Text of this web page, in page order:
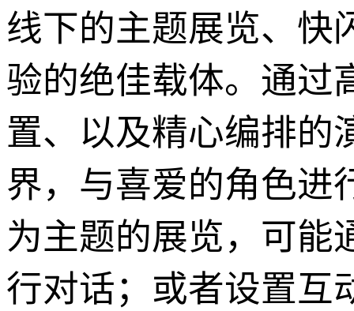
线下的主题展览、快
验的绝佳载体。通过
置、以及精心编排的
界，与喜爱的角色进
为主题的展览，可能
行对话；或者设置互